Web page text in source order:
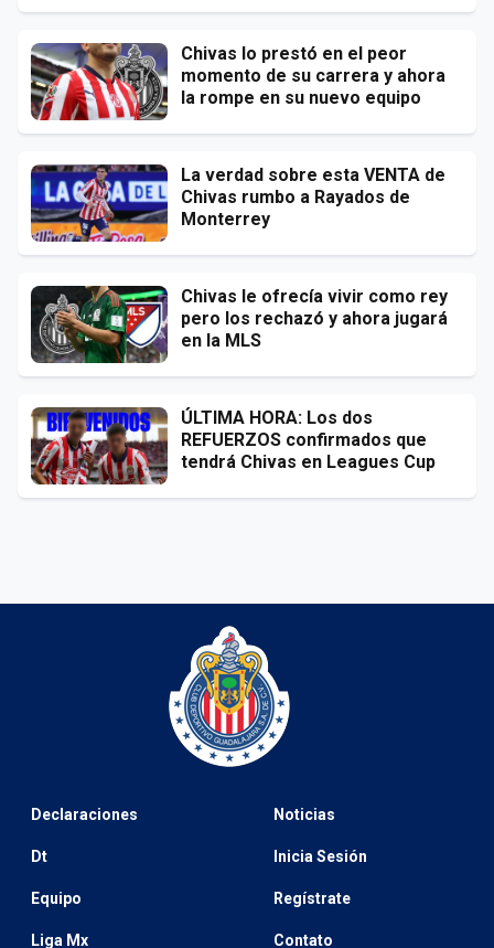
Chivas lo prestó en el peor
momento de su carrera y ahora
la rompe en su nuevo equipo
La verdad sobre esta VENTA de
Chivas rumbo a Rayados de
Monterrey
Chivas le ofrecía vivir como rey
pero los rechazó y ahora jugará
en la MLS
ÚLTIMA HORA: Los dos
REFUERZOS confirmados que
tendrá Chivas en Leagues Cup
Declaraciones
Dt
Equipo
Liga Mx
Noticias
Inicia Sesión
Regístrate
Contato